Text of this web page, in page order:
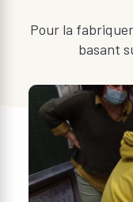
Pour la
basant